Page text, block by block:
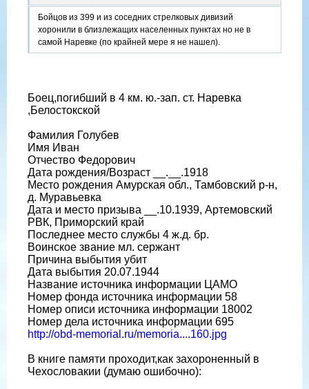
Бойцов из 399 и из соседних стрелковых дивизий
хоронили в близлежащих населенных пунктах но не в
самой Наревке (по крайней мере я не нашел).
Боец,погибший в 4 км. ю.-зап. ст. Наревка
,Белостокской
Фамилия Голубев
Имя Иван
Отчество Федорович
Дата рождения/Возраст __.__.1918
Место рождения Амурская обл., Тамбовский р-н,
д. Муравьевка
Дата и место призыва __.10.1939, Артемовский
РВК, Приморский край
Последнее место службы 4 ж.д. бр.
Воинское звание мл. сержант
Причина выбытия убит
Дата выбытия 20.07.1944
Название источника информации ЦАМО
Номер фонда источника информации 58
Номер описи источника информации 18002
Номер дела источника информации 695
http://obd-memorial.ru/memoria....160.jpg
В книге памяти проходит,как захороненный в
Чехословакии (думаю ошибочно):